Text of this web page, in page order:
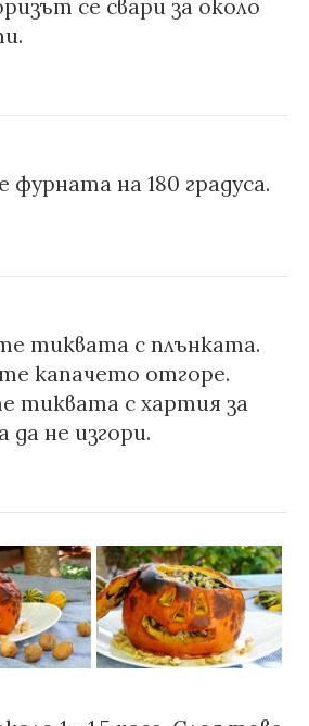
се свари за около
фурната на 180 градуса.
тиквата с плънката.
капачето отгоре.
тиквата с хартия за
да не изгори.